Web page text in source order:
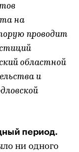
на
проводит
областной
и
период.
ни одного